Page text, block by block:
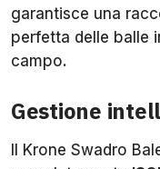
garantisce una
perfetta delle balle
campo.
Gestione
Il Krone Swadro